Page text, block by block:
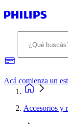
Accesorios y